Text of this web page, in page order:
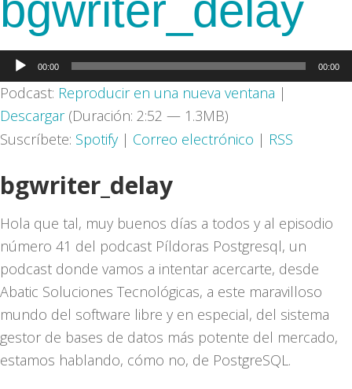
bgwriter_delay
Reproductor
de
audio
00:00 00:00
Podcast: Reproducir en una nueva ventana |
Descargar(Duración: 2:52 — 1.3MB)
Suscríbete: Spotify| Correo electrónico | RSS
bgwriter_delay
Hola que tal, muy buenos días a todos y al episodio
número 41 del podcast Píldoras Postgresql, un
podcast donde vamos a intentar acercarte, desde
Abatic Soluciones Tecnológicas, a este maravilloso
mundo del software libre y en especial, del sistema
gestor de bases de datos más potente del mercado,
estamos hablando, cómo no, de PostgreSQL.